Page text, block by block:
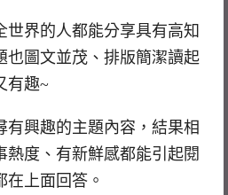
世界的人都能分享具有高知
也圖文並茂、排版簡潔讀起
有趣~
有興趣的主題內容，結果相
熱度、有新鮮感都能引起閱
上面回答。